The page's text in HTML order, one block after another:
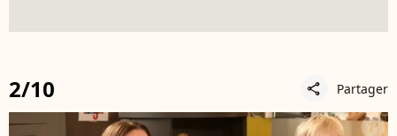
2/10 share Partager